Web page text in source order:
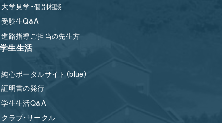
大学見学・個別相談
受験生Q&A
進路指導ご担当の先生方
学生生活
純心ポータルサイト（blue）
証明書の発行
学生生活Q&A
クラブ・サークル